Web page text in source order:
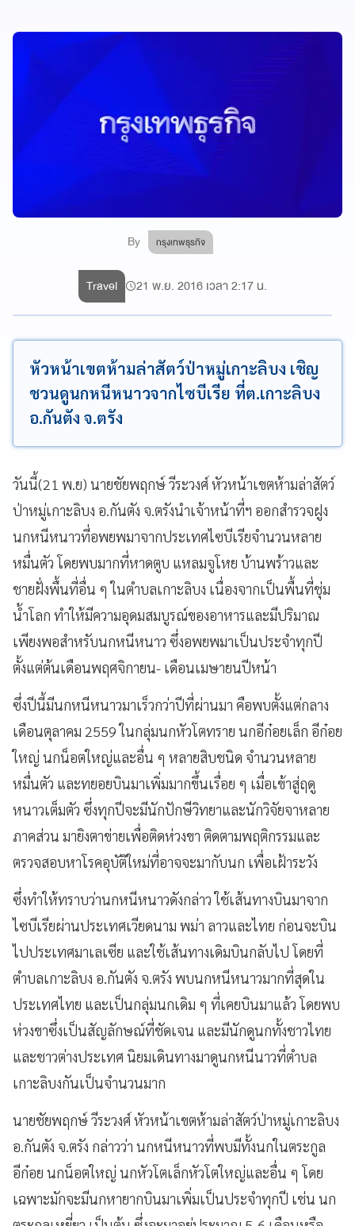
By กรุงเทพธุรกิจ
Travel 21 พ.ย. 2016 เวลา 2:17 น.
หัวหน้าเขตห้ามล่าสัตว์ป่าหมู่เกาะลิบง เชิญ
ชวนดูนกหนีหนาวจากไซบีเรีย ที่ต.เกาะลิบง
อ.กันตัง จ.ตรัง
วันนี้(21 พ.ย) นายชัยพฤกษ์ วีระวงศ์ หัวหน้าเขตห้ามล่าสัตว์
ป่าหมู่เกาะลิบง อ.กันตัง จ.ตรังนำเจ้าหน้าที่ฯ ออกสำรวจฝูง
นกหนีหนาวที่อพยพมาจากประเทศไซบีเรียจำนวนหลาย
หมื่นตัว โดยพบมากที่หาดตูบ แหลมจูโหย บ้านพร้าวและ
ชายฝั่งพื้นที่อื่น ๆ ในตำบลเกาะลิบง เนื่องจากเป็นพื้นที่ชุ่ม
น้ำโลก ทำให้มีความอุดมสมบูรณ์ของอาหารและมีปริมาณ
เพียงพอสำหรับนกหนีหนาว ซึ่งอพยพมาเป็นประจำทุกปี
ตั้งแต่ต้นเดือนพฤศจิกายน- เดือนเมษายนปีหน้า
ซึ่งปีนี้มีนกหนีหนาวมาเร็วกว่าปีที่ผ่านมา คือพบตั้งแต่กลาง
เดือนตุลาคม 2559 ในกลุ่มนกหัวโตทราย นกอีก๋อยเล็ก อีก๋อย
ใหญ่ นกน็อตใหญ่และอื่น ๆ หลายสิบชนิด จำนวนหลาย
หมื่นตัว และทยอยบินมาเพิ่มมากขึ้นเรื่อย ๆ เมื่อเข้าสู่ฤดู
หนาวเต็มตัว ซึ่งทุกปีจะมีนักปักษีวิทยาและนักวิจัยจาหลาย
ภาคส่วน มายิงตาข่ายเพื่อติดห่วงขา ติดตามพฤติกรรมและ
ตรวจสอบหาโรคอุบัติใหม่ที่อาจจะมากับนก เพื่อเฝ้าระวัง
ซึ่งทำให้ทราบว่านกหนีหนาวดังกล่าว ใช้เส้นทางบินมาจาก
ไซบีเรียผ่านประเทศเวียดนาม พม่า ลาวและไทย ก่อนจะบิน
ไปประเทศมาเลเซีย และใช้เส้นทางเดิมบินกลับไป โดยที่
ตำบลเกาะลิบง อ.กันตัง จ.ตรัง พบนกหนีหนาวมากที่สุดใน
ประเทศไทย และเป็นกลุ่มนกเดิม ๆ ที่เคยบินมาแล้ว โดยพบ
ห่วงขาซึ่งเป็นสัญลักษณ์ที่ชัดเจน และมีนักดูนกทั้งชาวไทย
และชาวต่างประเทศ นิยมเดินทางมาดูนกหนีนาวที่ตำบล
เกาะลิบงกันเป็นจำนวนมาก
นายชัยพฤกษ์ วีระวงศ์ หัวหน้าเขตห้ามล่าสัตว์ป่าหมู่เกาะลิบง
อ.กันตัง จ.ตรัง กล่าวว่า นกหนีหนาวที่พบมีทั้งนกในตระกูล
อีก๋อย นกน็อตใหญ่ นกหัวโตเล็กหัวโตใหญ่และอื่น ๆ โดย
เฉพาะมักจะมีนกหายากบินมาเพิ่มเป็นประจำทุกปี เช่น นก